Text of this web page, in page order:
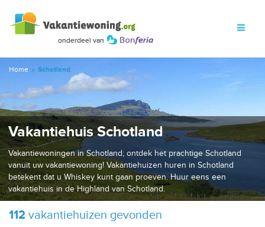
Home Schotland
Vakantiehuis Schotland
Vakantiewoningen in Schotland; ontdek het prachtige Schotland
vanuit uw vakantiewoning! Vakantiehuizen huren in Schotland
betekent dat u Whiskey kunt gaan proeven. Huur eens een
vakantiehuis in de Highland van Schotland.
112 vakantiehuizen gevonden